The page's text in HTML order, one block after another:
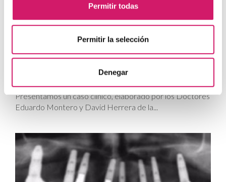
Permitir todas
Permitir la selección
Denegar
Tto. Periodontal| UCM
Tratamiento de un paciente con periodontitis
Presentamos un caso clínico, elaborado por los Doctores
Eduardo Montero y David Herrera de la...